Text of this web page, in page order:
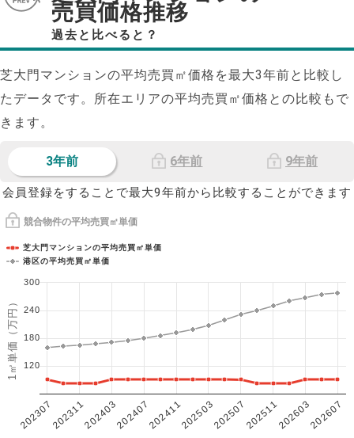
売買価格推移
過去と比べると？
芝大門マンションの平均売買㎡価格を最大3年前と比較し
たデータです。所在エリアの平均売買㎡価格との比較もで
きます。
3年前 6年前 9年前
会員登録をすることで最大9年前から比較することができます
競合物件の平均売買㎡単価
1㎡単価（万円）
芝大門マンションの平均売買㎡単価
港区の平均売買㎡単価
202307202311202403202407202411202503202507202511202603202607
120
180
240
300